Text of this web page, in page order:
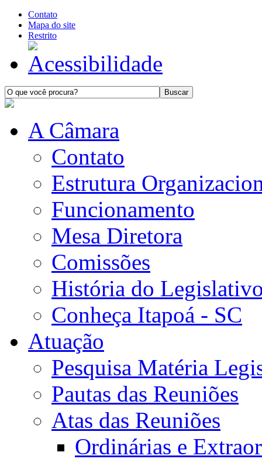
Contato
Mapa do site
Restrito
A Câmara
Contato
Estrutura
Funcionamento
Mesa Diretora
Comissões
História do
Conheça Itapoá - SC
Atuação
Pesquisa Matéria
Pautas das Reuniões
Atas das Reuniões
Ordinárias e